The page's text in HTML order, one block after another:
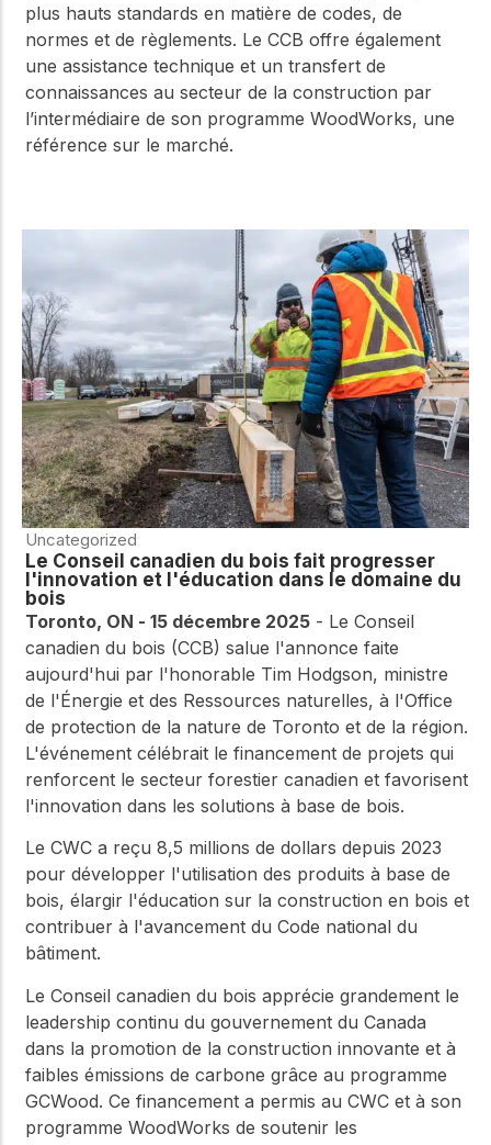
plus hauts standards en matière de codes, de
normes et de règlements. Le CCB offre également
une assistance technique et un transfert de
connaissances au secteur de la construction par
l’intermédiaire de son programme WoodWorks, une
référence sur le marché.
Uncategorized
Le Conseil canadien du bois fait progresser
l'innovation et l'éducation dans le domaine du
bois
Toronto, ON - 15 décembre 2025 - Le Conseil
canadien du bois (CCB) salue l'annonce faite
aujourd'hui par l'honorable Tim Hodgson, ministre
de l'Énergie et des Ressources naturelles, à l'Office
de protection de la nature de Toronto et de la région.
L'événement célébrait le financement de projets qui
renforcent le secteur forestier canadien et favorisent
l'innovation dans les solutions à base de bois.
Le CWC a reçu 8,5 millions de dollars depuis 2023
pour développer l'utilisation des produits à base de
bois, élargir l'éducation sur la construction en bois et
contribuer à l'avancement du Code national du
bâtiment.
Le Conseil canadien du bois apprécie grandement le
leadership continu du gouvernement du Canada
dans la promotion de la construction innovante et à
faibles émissions de carbone grâce au programme
GCWood. Ce financement a permis au CWC et à son
programme WoodWorks de soutenir les